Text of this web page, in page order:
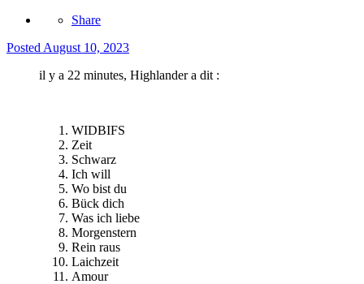
Share
Posted August 10, 2023
il y a 22 minutes, Highlander a dit :
WIDBIFS
Zeit
Schwarz
Ich will
Wo bist du
Bück dich
Was ich liebe
Morgenstern
Rein raus
Laichzeit
Amour